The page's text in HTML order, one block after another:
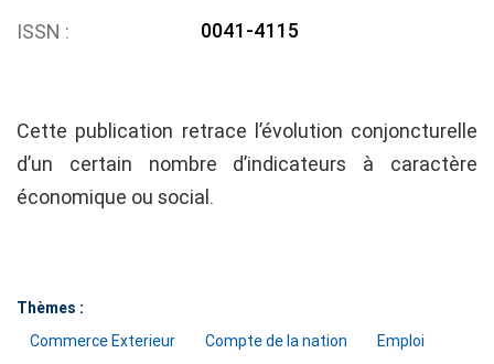
ISSN
0041-4115
Cette publication retrace l’évolution conjoncturelle
d’un certain nombre d’indicateurs à caractère
économique ou social.
Thèmes :
Commerce Exterieur
Compte de la nation
Emploi